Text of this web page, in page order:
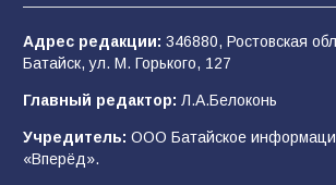
«Мобилизация или набор?» Что
деле происходит в армии России
2026 года
101 03.08.2026
Адрес редакции: 346880, Ростовская
Батайск, ул. М. Горького, 127
Главный редактор: Л.А.Белоконь
Учредитель: ООО Батайское
«Вперёд».